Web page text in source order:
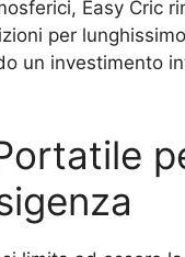
Easy Cric
per
un investimento